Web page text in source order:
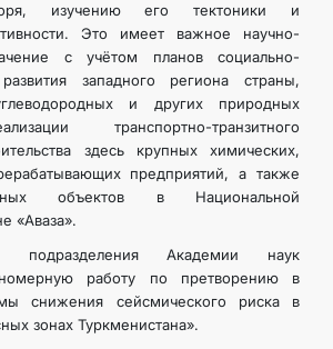
изучению его тектоники и
Это имеет важное научно-
с учётом планов социально-
западного региона страны,
и других природных
транспортно-транзитного
здесь крупных химических,
предприятий, а также
объектов в Национальной
«Аваза».
подразделения Академии наук
работу по претворению в
снижения сейсмического риска в
зонах Туркменистана».